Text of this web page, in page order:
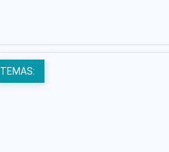
TEMAS: